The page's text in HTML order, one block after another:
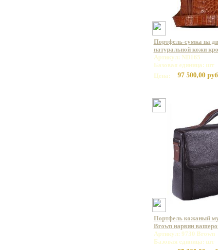
Портфель-сумка на
натуральной кожи
Артикул: ND165
Базовая единица: шт
Цена:
97 500,00
Портфель кожаный
Brown нарвин
Артикул: 9730 Brown
Базовая единица: шт